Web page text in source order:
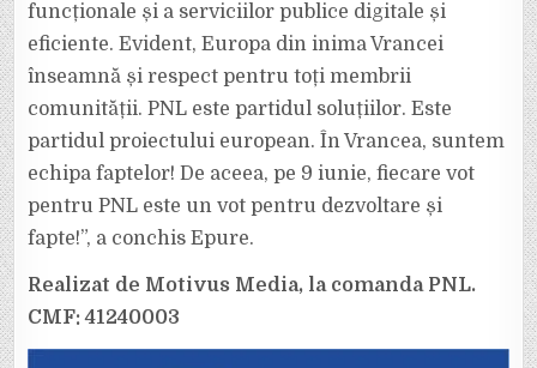
funcționale și a serviciilor publice digitale și
eficiente. Evident, Europa din inima Vrancei
înseamnă și respect pentru toți membrii
comunității. PNL este partidul soluțiilor. Este
partidul proiectului european. În Vrancea, suntem
echipa faptelor! De aceea, pe 9 iunie, fiecare vot
pentru PNL este un vot pentru dezvoltare și
fapte!”, a conchis Epure.
Realizat de Motivus Media, la comanda PNL.
CMF: 41240003